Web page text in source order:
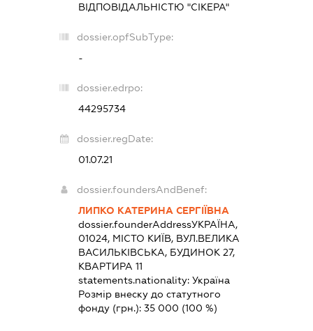
ВІДПОВІДАЛЬНІСТЮ "СІКЕРА"
dossier.opfSubType:
-
dossier.edrpo:
44295734
dossier.regDate:
01.07.21
dossier.foundersAndBenef:
ЛИПКО КАТЕРИНА СЕРГІЇВНА
dossier.founderAddressУКРАЇНА,
01024, МІСТО КИЇВ, ВУЛ.ВЕЛИКА
ВАСИЛЬКІВСЬКА, БУДИНОК 27,
КВАРТИРА 11
statements.nationality:Україна
Розмір внеску до статутного
фонду (грн.):35 000 (100 %)